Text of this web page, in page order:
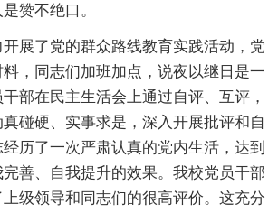
赞不绝口。
了党的群众路线教育实践活动，党
，同志们加班加点，说夜以继日是一
部在民主生活会上通过自评、互评，
碰硬、实事求是，深入开展批评和自
历了一次严肃认真的党内生活，达到
善、自我提升的效果。我校党员干部
级领导和同志们的很高评价。这充分